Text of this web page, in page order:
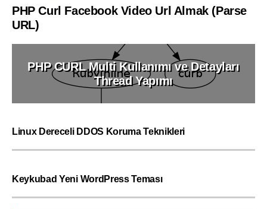
PHP Curl Facebook Video Url Almak (Parse
URL)
PHP CURL Multi Kullanımı ve Detayları
Thread Yapımı
Linux Dereceli DDOS Koruma Teknikleri
Keykubad Yeni WordPress Teması